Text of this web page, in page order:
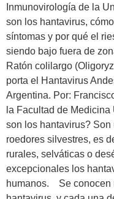
Inmunovirología de la
son los hantavirus,
síntomas y por qué el
siendo bajo fuera de
Ratón colilargo
porta el Hantavirus
Argentina. Por:
la Facultad de
son los hantavirus?
roedores silvestres, es
rurales, selváticas o
excepcionales los
humanos. Se conocen